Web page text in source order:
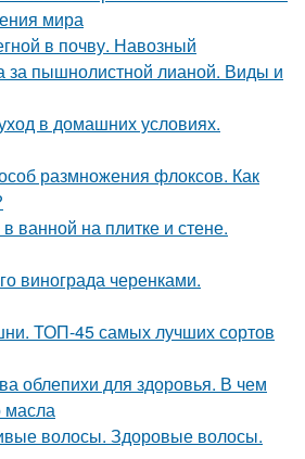
мира
в почву. Навозный
за пышнолистной лианой. Виды и
в домашних условиях.
размножения флоксов. Как
ванной на плитке и стене.
винограда черенками.
ТОП-45 самых лучших сортов
облепихи для здоровья. В чем
масла
волосы. Здоровые волосы.